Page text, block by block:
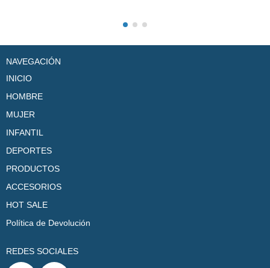
NAVEGACIÓN
INICIO
HOMBRE
MUJER
INFANTIL
DEPORTES
PRODUCTOS
ACCESORIOS
HOT SALE
Política de Devolución
REDES SOCIALES